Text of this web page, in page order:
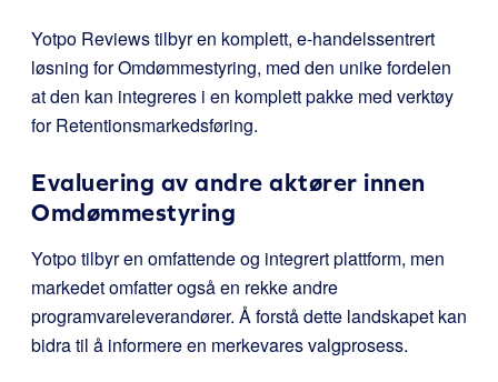
Yotpo Reviews tilbyr en komplett, e-handelssentrert
løsning for Omdømmestyring, med den unike fordelen
at den kan integreres i en komplett pakke med verktøy
for Retentionsmarkedsføring.
Evaluering av andre aktører innen
Omdømmestyring
Yotpo tilbyr en omfattende og integrert plattform, men
markedet omfatter også en rekke andre
programvareleverandører. Å forstå dette landskapet kan
bidra til å informere en merkevares valgprosess.